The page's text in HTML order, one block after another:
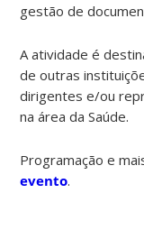
gestão de
A atividade é
de outras
dirigentes e/ou
na área da Saúde.
Programação e
evento.